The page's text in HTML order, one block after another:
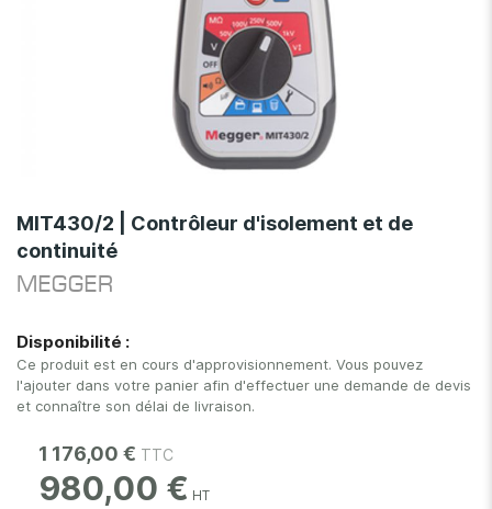
to
the
beginning
of
images
gallery
MIT430/2 | Contrôleur d'isolement et de
continuité
MEGGER
Disponibilité :
Ce produit est en cours d'approvisionnement. Vous pouvez
l'ajouter dans votre panier afin d'effectuer une demande de devis
et connaître son délai de livraison.
1 176,00 €
980,00 €